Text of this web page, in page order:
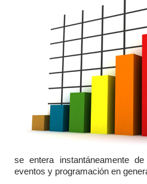
se entera instantáneamente
eventos y programación en